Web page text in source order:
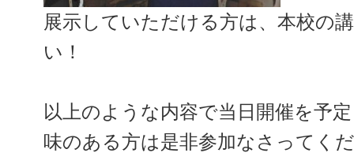
展示していただける方は、本校の
い！
以上のような内容で当日開催を予
味のある方は是非参加なさってく